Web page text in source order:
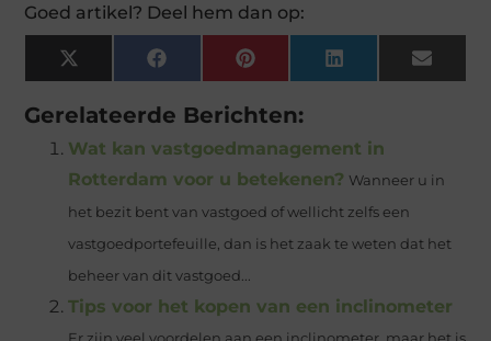
Goed artikel? Deel hem dan op:
X
(Twitter)
FacebookPinterestLinkedIn Email
Gerelateerde Berichten:
Wat kan vastgoedmanagement in
Rotterdam voor u betekenen? Wanneer u in
het bezit bent van vastgoed of wellicht zelfs een
vastgoedportefeuille, dan is het zaak te weten dat het
beheer van dit vastgoed...
Tips voor het kopen van een inclinometer